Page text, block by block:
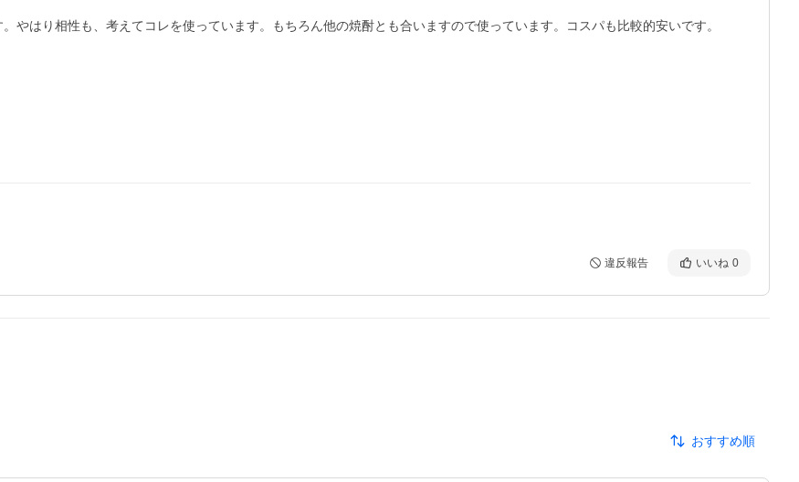
やはり相性も、考えてコレを使っています。もちろん他の焼酎とも合いますので使っています。コスパも比較的安いです。
違反報告 いいね 0
おすすめ順